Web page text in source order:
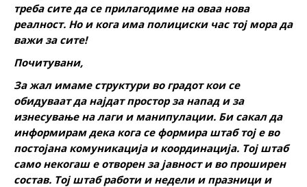
треба сите да се прилагодиме на оваа нова
реалност. Но и кога има полициски час тој мора да
важи за сите!
Почитувани,
За жал имаме структури во градот кои се
обидуваат да најдат простор за напад и за
изнесување на лаги и манипулации. Би сакал да
информирам дека кога се формира штаб тој е во
постојана комуникација и координација. Тој штаб
само некогаш е отворен за јавност и во проширен
состав. Тој штаб работи и недели и празници и